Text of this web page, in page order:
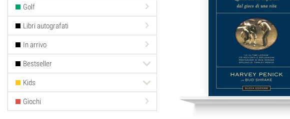
Golf
Libri autografati
In arrivo
Bestseller
Kids
Giochi